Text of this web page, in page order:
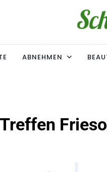
BULIMIE.
ABNEHMEN